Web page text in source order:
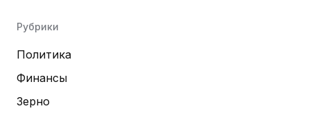
Рубрики
Политика
Финансы
Зерно